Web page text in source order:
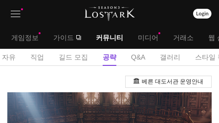
뉴
대
메
게임정보 가이드 커뮤니티 미디어 거래소 웹
서
메
뉴
자유 직업 길드 모집 공략 Q&A 갤러리 스타일
시
베른 대도서관 운영안내